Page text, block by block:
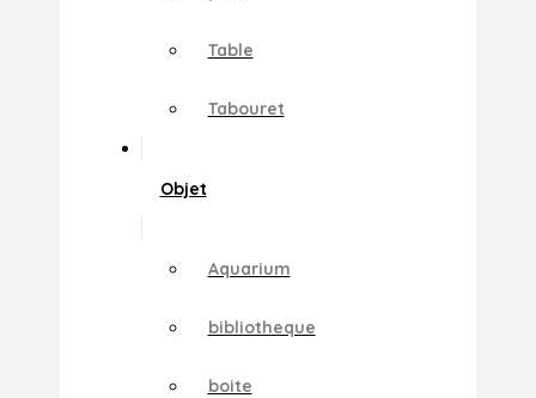
Table
Tabouret
Objet
Aquarium
bibliotheque
boite